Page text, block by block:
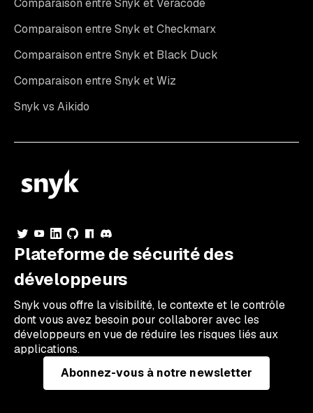
Comparaison entre Snyk et Veracode
Comparaison entre Snyk et Checkmarx
Comparaison entre Snyk et Black Duck
Comparaison entre Snyk et Wiz
Snyk vs Aikido
Plateforme de sécurité des
développeurs
Snyk vous offre la visibilité, le contexte et le contrôle
dont vous avez besoin pour collaborer avec les
développeurs en vue de réduire les risques liés aux
applications.
Abonnez-vous à notre newsletter